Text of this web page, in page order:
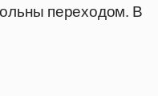
переходом. В